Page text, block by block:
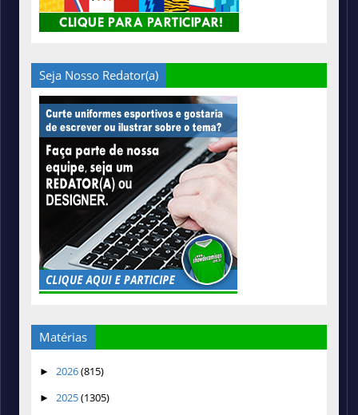
Seja Nosso Redator(a)
Matérias
► 2026(815)
► 2025(1305)